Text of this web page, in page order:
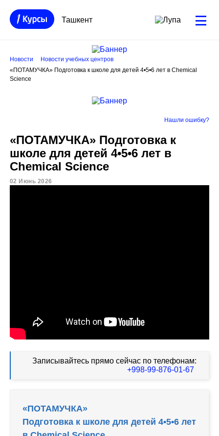
Ташкент
Новости
Новости учебных центров
«ПОТАМУЧКА» Подготовка к школе для детей 4•5•6 лет в Chemical
Science
Нашли ошибку?
«ПОТАМУЧКА» Подготовка к
школе для детей 4•5•6 лет в
Chemical Science
02 Июнь 2026
Записывайтесь прямо сейчас по телефонам:
+998-99-876-01-67
«ПОТАМУЧКА»
Подготовка к школе для детей 4•5•6 лет